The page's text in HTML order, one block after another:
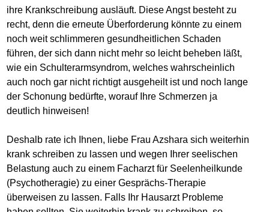
ihre Krankschreibung ausläuft. Diese Angst besteht zu
recht, denn die erneute Überforderung könnte zu einem
noch weit schlimmeren gesundheitlichen Schaden
führen, der sich dann nicht mehr so leicht beheben läßt,
wie ein Schulterarmsyndrom, welches wahrscheinlich
auch noch gar nicht richtigt ausgeheilt ist und noch lange
der Schonung bedürfte, worauf Ihre Schmerzen ja
deutlich hinweisen!
Deshalb rate ich Ihnen, liebe Frau Azshara sich weiterhin
krank schreiben zu lassen und wegen Ihrer seelischen
Belastung auch zu einem Facharzt für Seelenheilkunde
(Psychotheragie) zu einer Gesprächs-Therapie
überweisen zu lassen. Falls Ihr Hausarzt Probleme